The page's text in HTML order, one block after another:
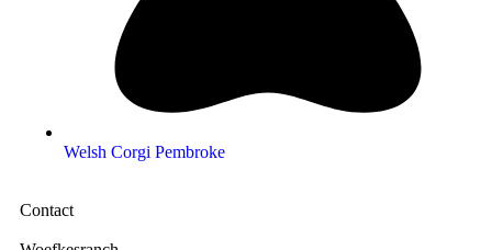
Welsh Corgi Pembroke
Contact